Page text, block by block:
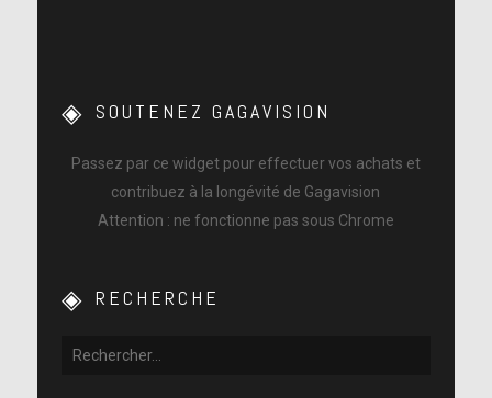
SOUTENEZ GAGAVISION
Passez par ce widget pour effectuer vos achats et
contribuez à la longévité de Gagavision
Attention : ne fonctionne pas sous Chrome
RECHERCHE